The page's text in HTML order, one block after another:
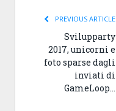
PREVIOUS ARTICLE
Svilupparty
2017, unicorni e
foto sparse dagli
inviati di
GameLoop…